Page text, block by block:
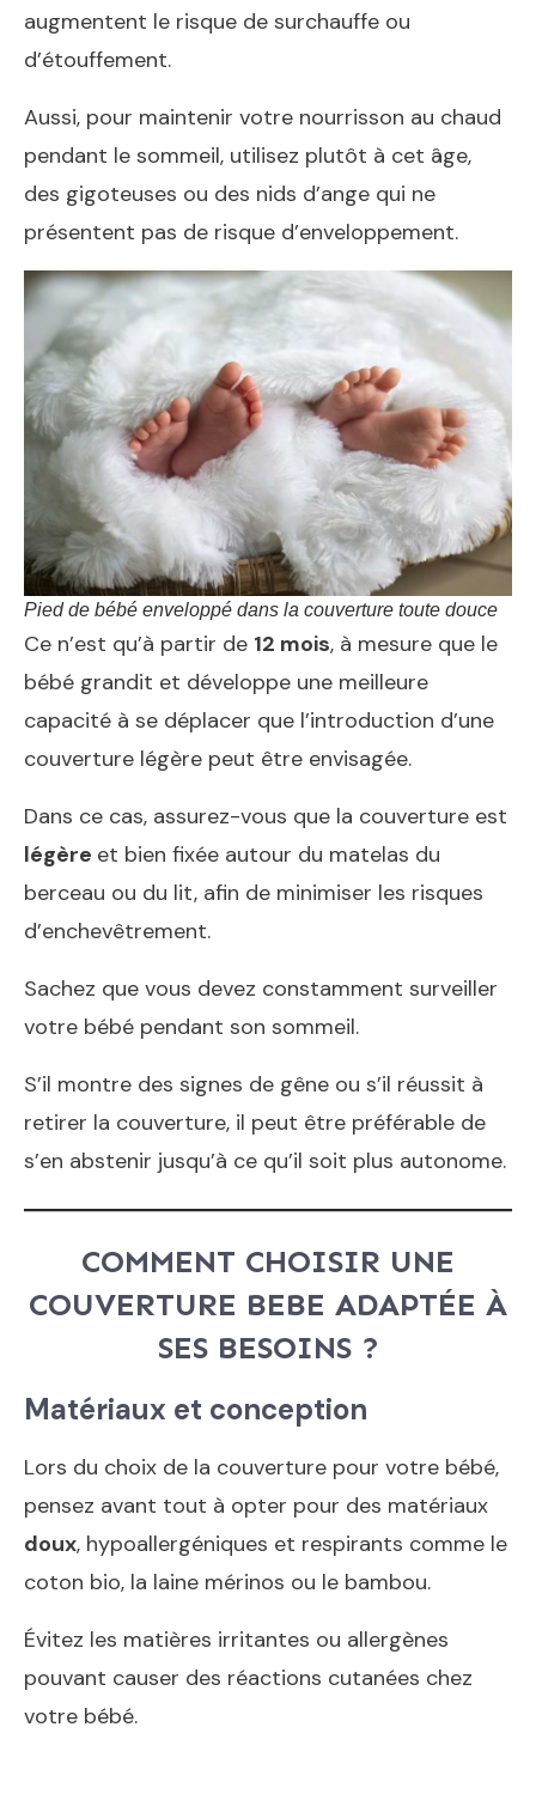
augmentent le risque de surchauffe ou
d’étouffement.
Aussi, pour maintenir votre nourrisson au chaud
pendant le sommeil, utilisez plutôt à cet âge,
des gigoteuses ou des nids d’ange qui ne
présentent pas de risque d’enveloppement.
Pied de bébé enveloppé dans la couverture toute douce
Ce n’est qu’à partir de 12 mois, à mesure que le
bébé grandit et développe une meilleure
capacité à se déplacer que l’introduction d’une
couverture légère peut être envisagée.
Dans ce cas, assurez-vous que la couverture est
légère et bien fixée autour du matelas du
berceau ou du lit, afin de minimiser les risques
d’enchevêtrement.
Sachez que vous devez constamment surveiller
votre bébé pendant son sommeil.
S’il montre des signes de gêne ou s’il réussit à
retirer la couverture, il peut être préférable de
s’en abstenir jusqu’à ce qu’il soit plus autonome.
COMMENT CHOISIR UNE
COUVERTURE BEBE ADAPTÉE À
SES BESOINS ?
Matériaux et conception
Lors du choix de la couverture pour votre bébé,
pensez avant tout à opter pour des matériaux
doux, hypoallergéniques et respirants comme le
coton bio, la laine mérinos ou le bambou.
Évitez les matières irritantes ou allergènes
pouvant causer des réactions cutanées chez
votre bébé.